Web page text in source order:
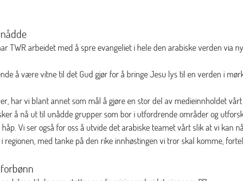
TWR arbeidet med å spre evangeliet i hele den arabiske verden via
å være vitne til det Gud gjør for å bringe Jesu lys til en verden i
har vi blant annet som mål å gjøre en stor del av medieinnholdet
å nå ut til unådde grupper som bor i utfordrende områder og
Vi ser også for oss å utvide det arabiske teamet vårt slik at vi kan
regionen, med tanke på den rike innhøstingen vi tror skal komme,